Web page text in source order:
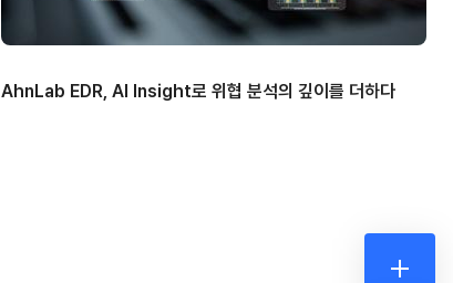
더보기
AhnLab EDR, AI Insight로 위협 분석의 깊이를 더하다